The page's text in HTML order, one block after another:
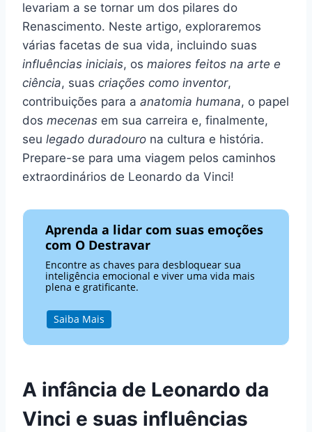
levariam a se tornar um dos pilares do
Renascimento. Neste artigo, exploraremos
várias facetas de sua vida, incluindo suas
influências iniciais, os maiores feitos na arte e
ciência, suas criações como inventor,
contribuições para a anatomia humana, o papel
dos mecenas em sua carreira e, finalmente,
seu legado duradouro na cultura e história.
Prepare-se para uma viagem pelos caminhos
extraordinários de Leonardo da Vinci!
Aprenda a lidar com suas emoções
com O Destravar
Encontre as chaves para desbloquear sua
inteligência emocional e viver uma vida mais
plena e gratificante.
Saiba Mais
A infância de Leonardo da
Vinci e suas influências